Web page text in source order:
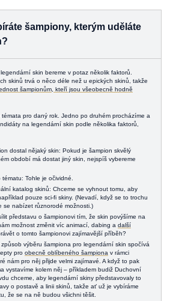
šampiony, kterým uděláte
skin bereme v potaz několik faktorů.
skinů trvá o něco déle než u epických skinů, takže
šampionům, kteří jsou všeobecně hodně
pro daný rok. Jedno po druhém procházíme a
na legendární skin podle několika faktorů,
dostal nějaký skin: Pokud je šampion skvělý
období má dostat jiný skin, nejspíš vybereme
Tohle je očividné.
katalog skinů: Chceme se vyhnout tomu, aby
pouze sci-fi skiny. (Nevadí, když se to trochu
se nabízet různorodé možnosti.)
představu o šampionovi tím, že skin povýšíme na
možnost změnit víc animací, dabing a další
o tomto šampionovi zajímavější příběh?
výběru šampiona pro legendární skin spočívá
pro obecně oblíbeného šampiona v rámci
nám pro něj přijde velmi zajímavé. A když to pak
vystavíme kolem něj – příkladem budiž Duchovní
chceme, aby legendární skiny představovaly to
o postavě a linii skinů, takže ať už je vybíráme
že se na ně budou všichni těšit.